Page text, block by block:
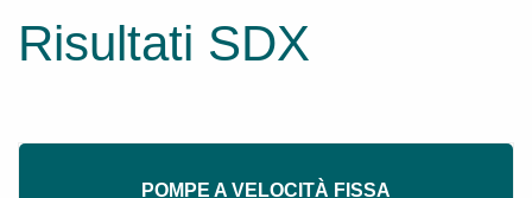
Risultati SDX
POMPE A VELOCITÀ FISSA